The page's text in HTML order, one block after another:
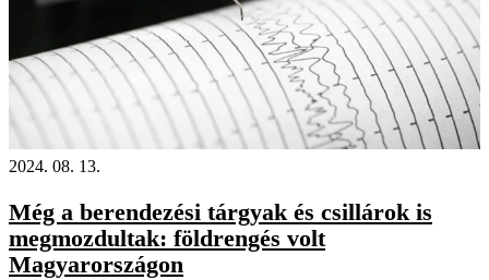
2024. 08. 13.
Még a berendezési tárgyak és csillárok is
megmozdultak: földrengés volt
Magyarországon